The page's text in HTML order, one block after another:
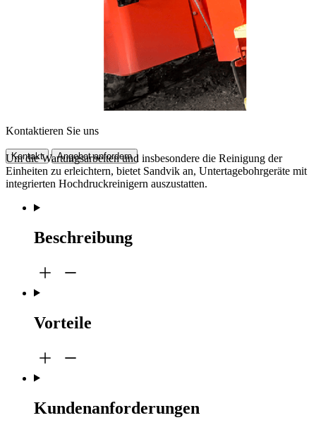
Kontaktieren Sie uns
Kontakt Angebot anfordern
Um die Wartungsarbeiten und insbesondere die Reinigung der
Einheiten zu erleichtern, bietet Sandvik an, Untertagebohrgeräte mit
integrierten Hochdruckreinigern auszustatten.
Beschreibung
Vorteile
Kundenanforderungen